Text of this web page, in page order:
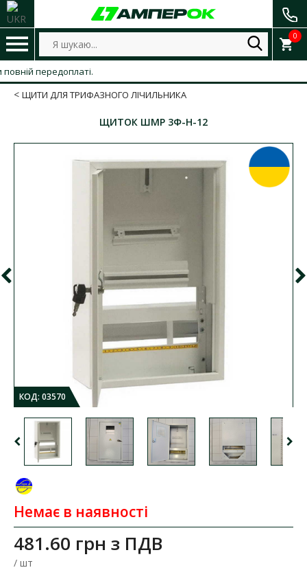
0
передоплаті.
ЩИТИ ДЛЯ ТРИФАЗНОГО ЛІЧИЛЬНИКА
ЩИТОК ШМР 3Ф-Н-12
КОД: 03570
Немає в наявності
481.60 грн з ПДВ
/ шт